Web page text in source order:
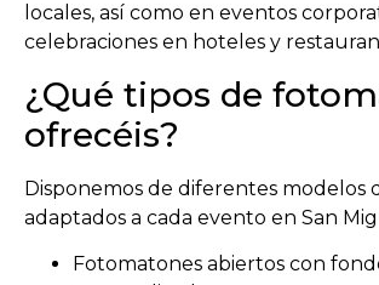
locales, así como en eventos
celebraciones en hoteles y
¿Qué tipos de
ofrecéis?
Disponemos de diferentes modelos
adaptados a cada evento en San
Fotomatones abiertos con